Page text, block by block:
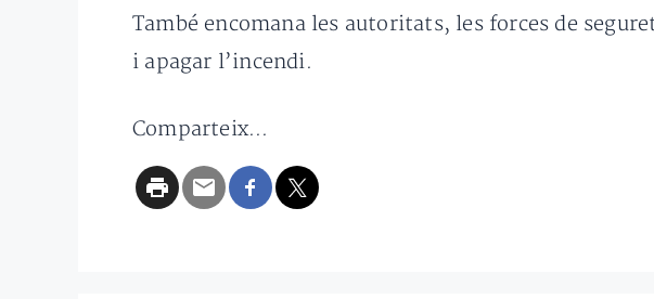
També encomana les autoritats, les forces de
i apagar l’incendi.
Comparteix...